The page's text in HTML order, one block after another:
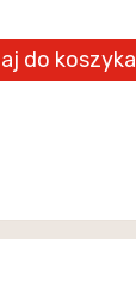
do koszyka